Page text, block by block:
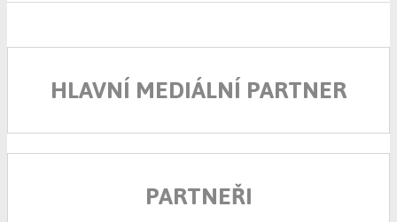
HLAVNÍ MEDIÁLNÍ PARTNER
PARTNEŘI